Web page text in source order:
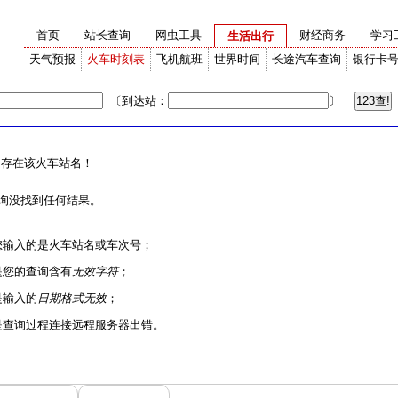
首页 站长查询 网虫工具
生活出行
天气预报
火车时刻表 飞机航班 世界时间 长途汽车查询 银行卡
财经商务 学习
〔到达站： 〕
在该火车站名！
没找到任何结果。
入的是火车站名或车次号；
的查询含有无效字符；
入的 日期格式无效；
询过程连接远程服务器出错。